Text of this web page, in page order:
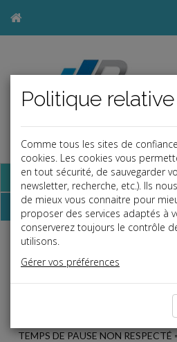
Base documentaire
Dépêches
Liste des dernières dépêches
TEMPS DE PAUSE NON RESPECTÉ
Comme tous les sites de
cookies. Les cookies vous
en tout sécurité, de sauvegarder
newsletter, recherche, etc.). Ils
de mieux vous connaitre pour
proposer des services adaptés à
conserverez toujours le contrôle
utilisons.
Gérer vos préférences